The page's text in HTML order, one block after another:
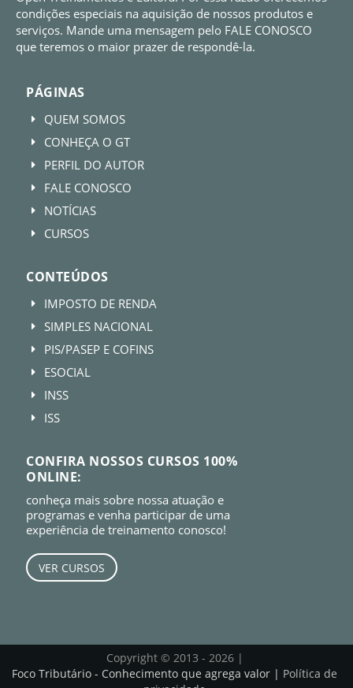
condições especiais na aquisição de nossos produtos e
serviços. Mande uma mensagem pelo FALE CONOSCO
que teremos o maior prazer de respondê-la.
PÁGINAS
E QUEM SOMOS
E CONHEÇA O GT
E PERFIL DO AUTOR
E FALE CONOSCO
E NOTÍCIAS
E CURSOS
CONTEÚDOS
E IMPOSTO DE RENDA
E SIMPLES NACIONAL
E PIS/PASEP E COFINS
E ESOCIAL
E INSS
E ISS
CONFIRA NOSSOS CURSOS 100%
ONLINE:
conheça mais sobre nossa atuação e
programas e venha participar de uma
experiência de treinamento conosco!
VER CURSOS
Copyright © 2013 - 2026 |
Foco Tributário - Conhecimento que agrega valor | Política de